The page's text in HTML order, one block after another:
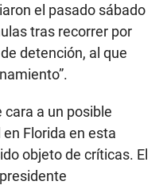
el pasado sábado
tras recorrer por
detención, al que
a un posible
Florida en esta
objeto de críticas. El